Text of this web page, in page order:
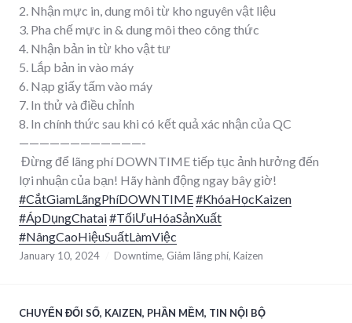
2. Nhận mực in, dung môi từ kho nguyên vật liệu
3. Pha chế mực in & dung môi theo công thức
4. Nhận bản in từ kho vật tư
5. Lắp bản in vào máy
6. Nạp giấy tấm vào máy
7. In thử và điều chỉnh
8. In chính thức sau khi có kết quả xác nhận của QC
————————————-
Đừng để lãng phí DOWNTIME tiếp tục ảnh hưởng đến
lợi nhuận của bạn! Hãy hành động ngay bây giờ!
#CắtGiamLãngPhíDOWNTIME#KhóaHọcKaizen
#ÁpDụngChatai#TốiƯuHóaSảnXuất
#NângCaoHiệuSuấtLàmViệc
January 10, 2024 Downtime, Giảm lãng phí, Kaizen
CHUYỂN ĐỔI SỐ, KAIZEN, PHẦN MỀM, TIN NỘI BỘ